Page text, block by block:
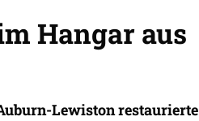
Hangar aus
Lewiston restaurierte